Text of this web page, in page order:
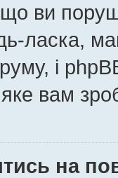
ви
ласка,
і
вам
на